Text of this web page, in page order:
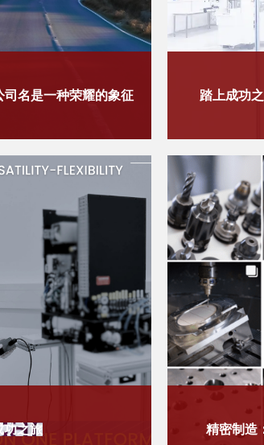
名是一种荣耀的象征 踏上成功
功之旅 精密制造